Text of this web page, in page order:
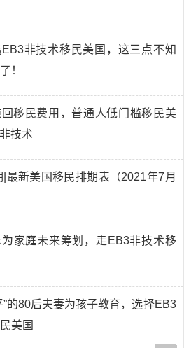
非技术移民美国，这三点不知
！
移民费用，普通人低门槛移民美
技术
|最新美国移民排期表（2021年7月
家庭未来筹划，走EB3非技术移
”的80后夫妻为孩子教育，选择EB3
美国